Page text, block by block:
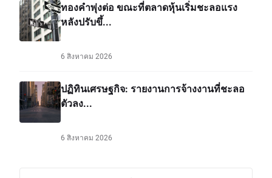
ทองคำพุ่งต่อ ขณะที่ตลาดหุ้นเริ่มชะลอแรง
หลังปรับขึ้...
6 สิงหาคม 2026
ปฏิทินเศรษฐกิจ: รายงานการจ้างงานที่ชะลอ
ตัวลง...
6 สิงหาคม 2026